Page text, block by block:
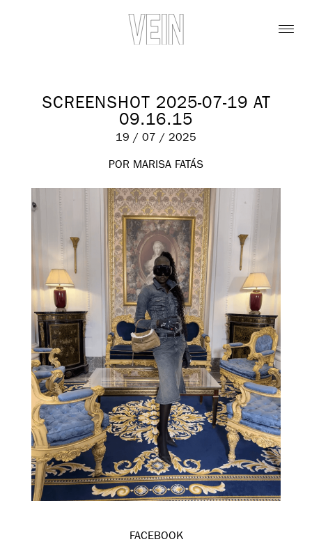
SCREENSHOT 2025-07-19 AT
09.16.15
19 / 07 / 2025
POR MARISA FATÁS
FACEBOOK